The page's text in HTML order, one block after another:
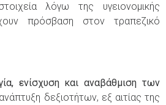
λόγω της υγειονομικής
πρόσβαση στον τραπεζικό
ενίσχυση και αναβάθμιση των
δεξιοτήτων, εξ αιτίας της